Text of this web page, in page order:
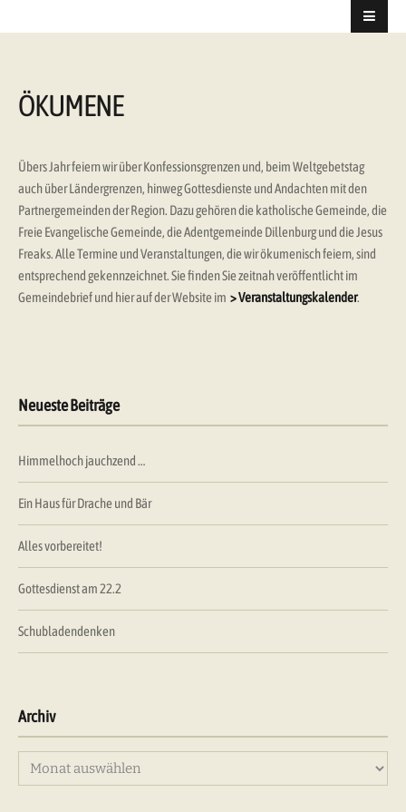
ÖKUMENE
Übers Jahr feiern wir über Konfessionsgrenzen und, beim Weltgebetstag
auch über Ländergrenzen, hinweg Gottesdienste und Andachten mit den
Partnergemeinden der Region. Dazu gehören die katholische Gemeinde, die
Freie Evangelische Gemeinde, die Adentgemeinde Dillenburg und die Jesus
Freaks. Alle Termine und Veranstaltungen, die wir ökumenisch feiern, sind
entsprechend gekennzeichnet. Sie finden Sie zeitnah veröffentlicht im
Gemeindebrief und hier auf der Website im > Veranstaltungskalender.
Neueste Beiträge
Himmelhoch jauchzend …
Ein Haus für Drache und Bär
Alles vorbereitet!
Gottesdienst am 22.2
Schubladendenken
Archiv
Archiv